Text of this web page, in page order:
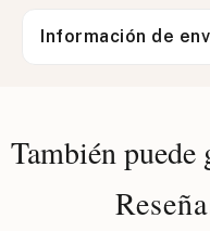
Información de
También puede